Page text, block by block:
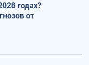
годах?
от